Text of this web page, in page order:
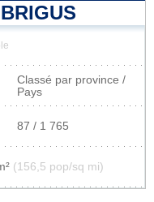
Classé par province /
Pays
87 / 1 765
(156,5 pop/sq mi)